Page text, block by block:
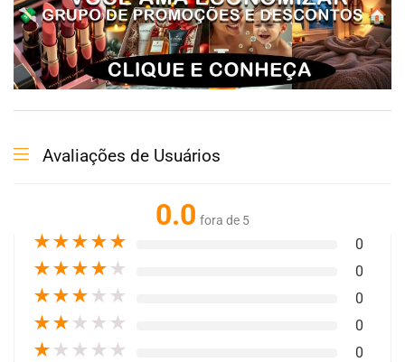
Avaliações de Usuários
0.0 fora de 5
★★★★★ 0
★★★★ ★ 0
★★★ ★ ★ 0
★★ ★ ★ ★ 0
★ ★ ★ ★ ★ 0